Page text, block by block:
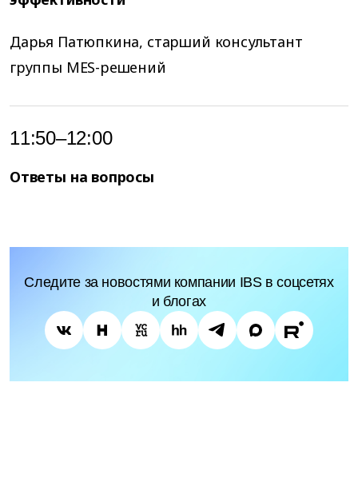
Дарья Патюпкина, старший консультант
группы MES-решений
11:50–12:00
Ответы на вопросы
Следите за новостями компании IBS в соцсетях
и блогах